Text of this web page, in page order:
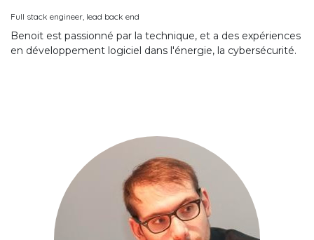
Full stack engineer, lead back end
Benoit est passionné par la technique, et a des expériences
en développement logiciel dans l'énergie, la cybersécurité.